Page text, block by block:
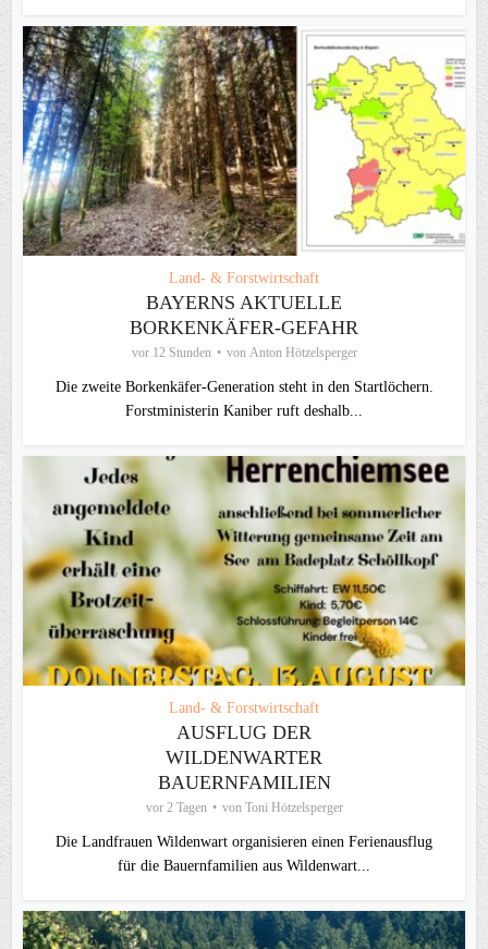
Land- & Forstwirtschaft
BAYERNS AKTUELLE
BORKENKÄFER-GEFAHR
vor 12 Stunden von Anton Hötzelsperger
Die zweite Borkenkäfer-Generation steht in den Startlöchern.
Forstministerin Kaniber ruft deshalb...
Land- & Forstwirtschaft
AUSFLUG DER
WILDENWARTER
BAUERNFAMILIEN
vor 2 Tagen von Toni Hötzelsperger
Die Landfrauen Wildenwart organisieren einen Ferienausflug
für die Bauernfamilien aus Wildenwart...